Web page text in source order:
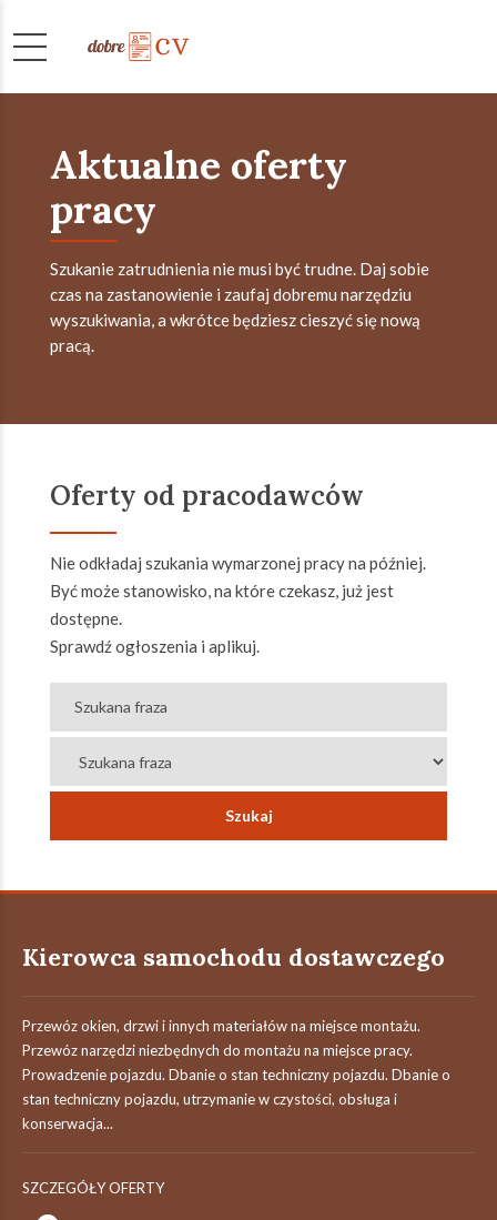
Aktualne oferty
pracy
Szukanie zatrudnienia nie musi być trudne. Daj sobie
czas na zastanowienie i zaufaj dobremu narzędziu
wyszukiwania, a wkrótce będziesz cieszyć się nową
pracą.
Oferty od pracodawców
Nie odkładaj szukania wymarzonej pracy na później.
Być może stanowisko, na które czekasz, już jest
dostępne.
Sprawdź ogłoszenia i aplikuj.
Kierowca samochodu dostawczego
Przewóz okien, drzwi i innych materiałów na miejsce montażu.
Przewóz narzędzi niezbędnych do montażu na miejsce pracy.
Prowadzenie pojazdu. Dbanie o stan techniczny pojazdu. Dbanie o
stan techniczny pojazdu, utrzymanie w czystości, obsługa i
konserwacja...
SZCZEGÓŁY OFERTY